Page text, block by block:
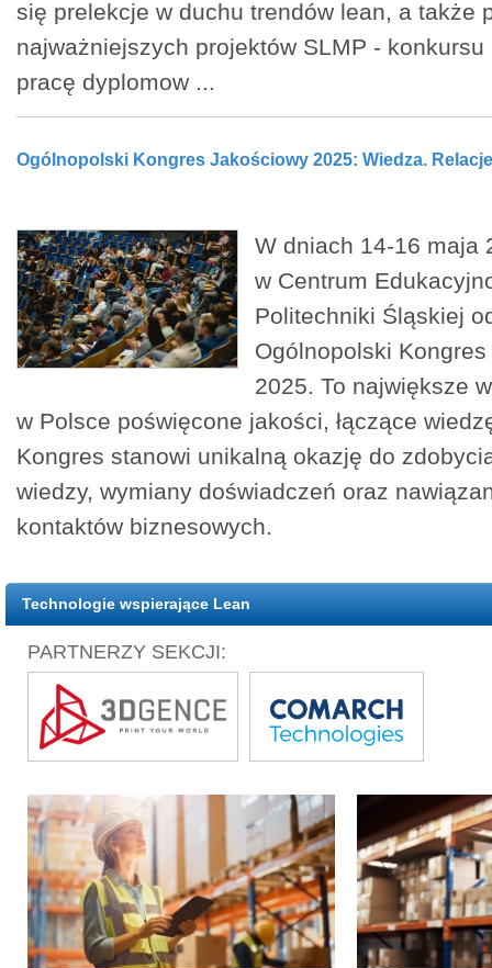
się prelekcje w duchu trendów lean, a także
najważniejszych projektów SLMP -
pracę dyplomow ...
Ogólnopolski Kongres Jakościowy 2025: Wiedza.
W dniach 14-16 maja
w Centrum
Politechniki Śląskiej
Ogólnopolski
2025. To największe
w Polsce poświęcone jakości, łączące
Kongres stanowi unikalną okazję do
wiedzy, wymiany doświadczeń oraz
kontaktów biznesowych.
Technologie wspierające Lean
PARTNERZY SEKCJI: